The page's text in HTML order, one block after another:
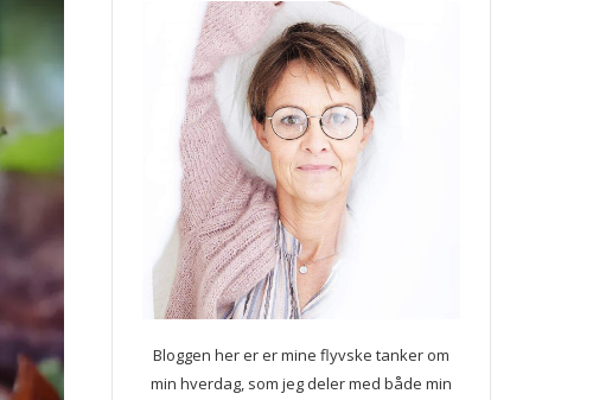
Bloggen her er er mine flyvske tanker om
min hverdag, som jeg deler med både min